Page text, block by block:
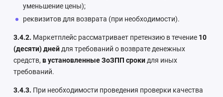
уменьшение цены);
реквизитов для возврата (при необходимости).
3.4.2. Маркетплейс рассматривает претензию в течение 10
(десяти) днейдля требований о возврате денежных
средств, в установленные ЗоЗПП срокидля иных
требований.
3.4.3. При необходимости проведения проверки качества